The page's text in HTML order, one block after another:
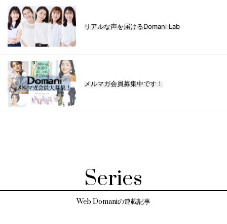
リアルな声を届けるDomani Lab
メルマガ会員募集中です！
Series
Web Domaniの連載記事